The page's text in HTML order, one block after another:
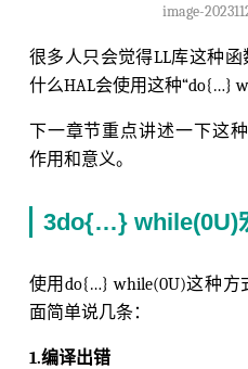
image-
很多人只会觉得LL库这种
什么HAL会使用这种“do{…}
下一章节重点讲述一下这
作用和意义。
3do{…} while(0U)
使用do{…} while(0U)这种
面简单说几条：
1.编译出错